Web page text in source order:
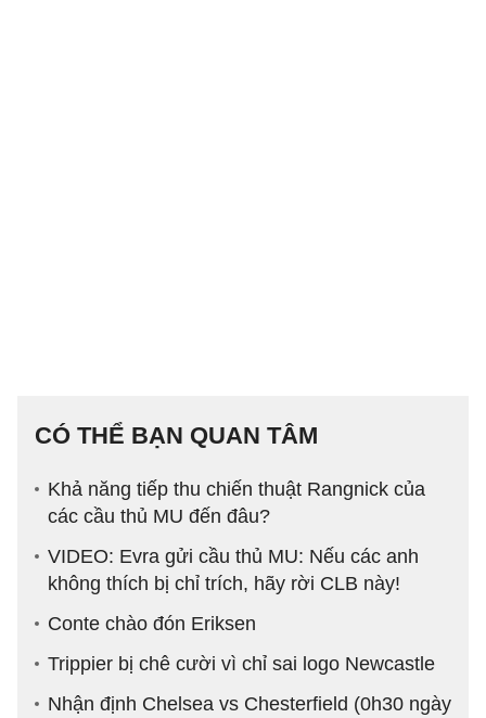
CÓ THỂ BẠN QUAN TÂM
Khả năng tiếp thu chiến thuật Rangnick của
các cầu thủ MU đến đâu?
VIDEO: Evra gửi cầu thủ MU: Nếu các anh
không thích bị chỉ trích, hãy rời CLB này!
Conte chào đón Eriksen
Trippier bị chê cười vì chỉ sai logo Newcastle
Nhận định Chelsea vs Chesterfield (0h30 ngày